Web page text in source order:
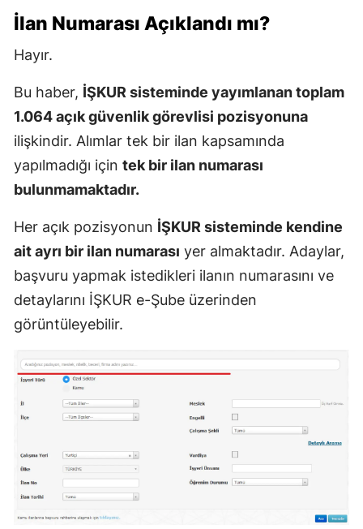
İlan Numarası Açıklandı mı?
Hayır.
Bu haber, İŞKUR sisteminde yayımlanan toplam
1.064 açık güvenlik görevlisi pozisyonuna
ilişkindir. Alımlar tek bir ilan kapsamında
yapılmadığı için tek bir ilan numarası
bulunmamaktadır.
Her açık pozisyonun İŞKUR sisteminde kendine
ait ayrı bir ilan numarası yer almaktadır. Adaylar,
başvuru yapmak istedikleri ilanın numarasını ve
detaylarını İŞKUR e-Şube üzerinden
görüntüleyebilir.